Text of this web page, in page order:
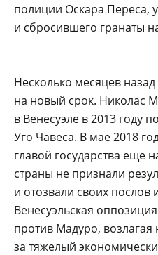
полиции Оскара Переса,
и сбросившего гранаты
Несколько месяцев
на новый срок. Николас
в Венесуэле в 2013 году
Уго Чавеса. В мае 2018
главой государства еще
страны не признали
и отозвали своих послов
Венесуэльская
против Мадуро, возлагая
за тяжелый